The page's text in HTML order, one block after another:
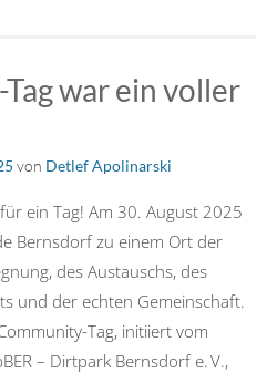
war ein voller
von Detlef Apolinarski
ein Tag! Am 30. August 2025
Bernsdorf zu einem Ort der
des Austauschs, des
und der echten Gemeinschaft.
Tag, initiiert vom
– Dirtpark Bernsdorf e. V.,